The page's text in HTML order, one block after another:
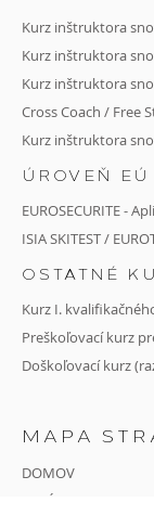
Kurz inštruktora
Kurz inštruktora
Kurz inštruktora
Cross Coach / Free
Kurz inštruktora
ÚROVEŇ EÚ
EUROSECURITE -
ISIA SKITEST /
OSTATNÉ
Kurz I.
Preškoľovací kurz
Doškoľovací kurz
MAPA
DOMOV
O NÁS